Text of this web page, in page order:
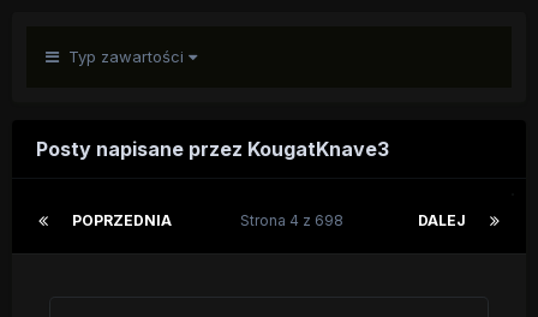
Typ zawartości
Posty napisane przez KougatKnave3
POPRZEDNIA DALEJ
Strona 4 z 698